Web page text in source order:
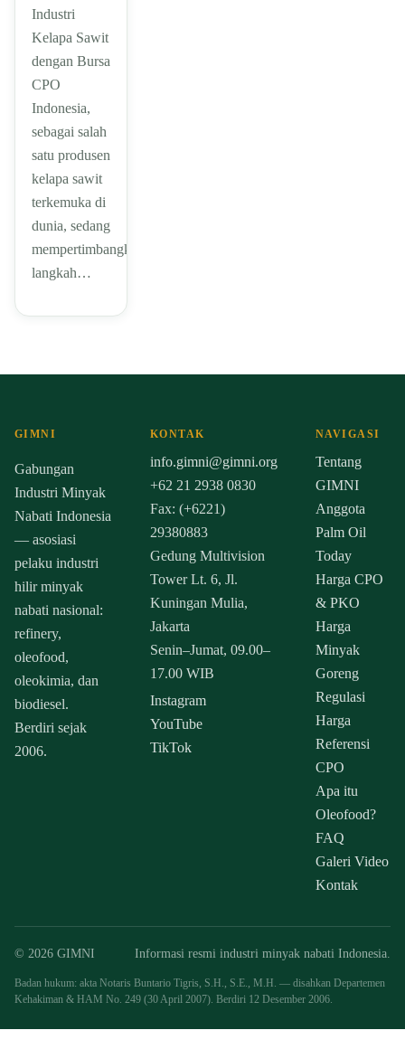
Industri
Kelapa Sawit
dengan Bursa
CPO
Indonesia,
sebagai salah
satu produsen
kelapa sawit
terkemuka di
dunia, sedang
mempertimbangkan
langkah…
GIMNI
Gabungan
Industri Minyak
Nabati Indonesia
— asosiasi
pelaku industri
hilir minyak
nabati nasional:
refinery,
oleofood,
oleokimia, dan
biodiesel.
Berdiri sejak
2006.
KONTAK
info.gimni@gimni.org
+62 21 2938 0830
Fax: (+6221)
29380883
Gedung Multivision
Tower Lt. 6, Jl.
Kuningan Mulia,
Jakarta
Senin–Jumat, 09.00–
17.00 WIB
Instagram
YouTube
TikTok
NAVIGASI
Tentang
GIMNI
Anggota
Palm Oil
Today
Harga CPO
& PKO
Harga
Minyak
Goreng
Regulasi
Harga
Referensi
CPO
Apa itu
Oleofood?
FAQ
Galeri Video
Kontak
© 2026 GIMNI Informasi resmi industri minyak nabati Indonesia.
Badan hukum: akta Notaris Buntario Tigris, S.H., S.E., M.H. — disahkan Departemen
Kehakiman & HAM No. 249 (30 April 2007). Berdiri 12 Desember 2006.